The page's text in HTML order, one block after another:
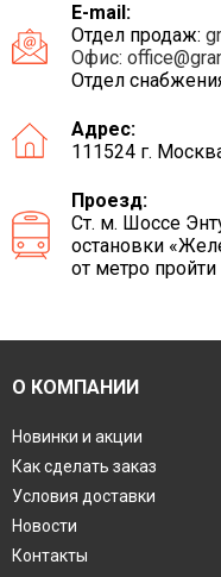
E-mail:
Отдел продаж:
Офис:
Отдел
Адрес:
111524 г.
Проезд:
Ст. м. Шоссе
остановки
от метро
О КОМПАНИИ
Новинки и акции
Как сделать заказ
Условия доставки
Новости
Контакты